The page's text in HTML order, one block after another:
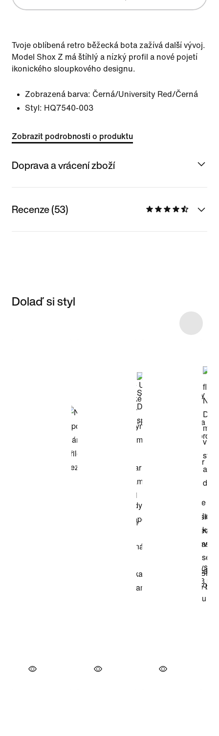
Tvoje oblíbená retro běžecká bota zažívá další vývoj.
Model Shox Z má štíhlý a nízký profil a nové pojetí
ikonického sloupkového designu.
Zobrazená barva: Černá/University Red/Černá
Styl: HQ7540-003
Zobrazit podrobnosti o produktu
Doprava a vrácení zboží
Recenze (53)
Dolaď si styl